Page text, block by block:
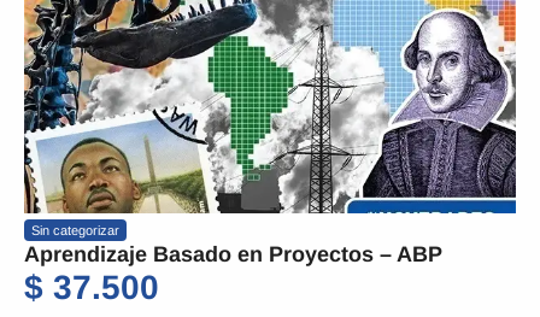
Sin categorizar
Aprendizaje Basado en Proyectos – ABP
$ 37.500